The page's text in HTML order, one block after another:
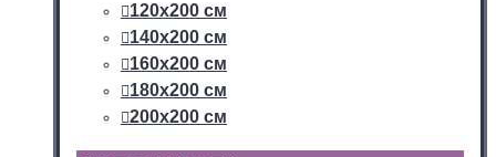
120х200 см
140х200 см
160х200 см
180х200 см
200х200 см